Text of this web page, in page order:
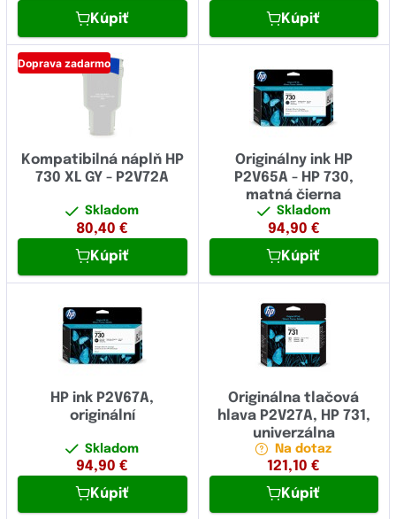
Kúpiť
Kúpiť
Doprava zadarmo
Kompatibilná náplň HP
730 XL GY - P2V72A
Skladom
80,40 €
Kúpiť
Originálny ink HP
P2V65A - HP 730,
matná čierna
Skladom
94,90 €
Kúpiť
HP ink P2V67A,
originální
Skladom
94,90 €
Kúpiť
Originálna tlačová
hlava P2V27A, HP 731,
univerzálna
Na dotaz
121,10 €
Kúpiť